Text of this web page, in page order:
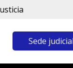
Sede